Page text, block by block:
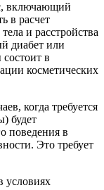
включающий
в расчет
и расстройства
диабет или
в
косметических
когда требуется
будет
поведения в
Это требует
условиях